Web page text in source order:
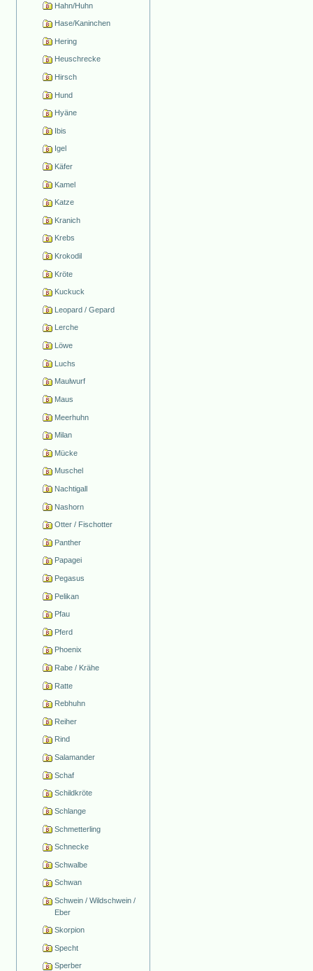
Hahn/Huhn
Hase/Kaninchen
Hering
Heuschrecke
Hirsch
Hund
Hyäne
Ibis
Igel
Käfer
Kamel
Katze
Kranich
Krebs
Krokodil
Kröte
Kuckuck
Leopard / Gepard
Lerche
Löwe
Luchs
Maulwurf
Maus
Meerhuhn
Milan
Mücke
Muschel
Nachtigall
Nashorn
Otter / Fischotter
Panther
Papagei
Pegasus
Pelikan
Pfau
Pferd
Phoenix
Rabe / Krähe
Ratte
Rebhuhn
Reiher
Rind
Salamander
Schaf
Schildkröte
Schlange
Schmetterling
Schnecke
Schwalbe
Schwan
Schwein / Wildschwein /
Eber
Skorpion
Specht
Sperber